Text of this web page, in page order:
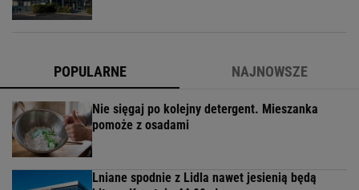
POPULARNE NAJNOWSZE
Nie sięgaj po kolejny detergent. Mieszanka
pomoże z osadami
Lniane spodnie z Lidla nawet jesienią będą